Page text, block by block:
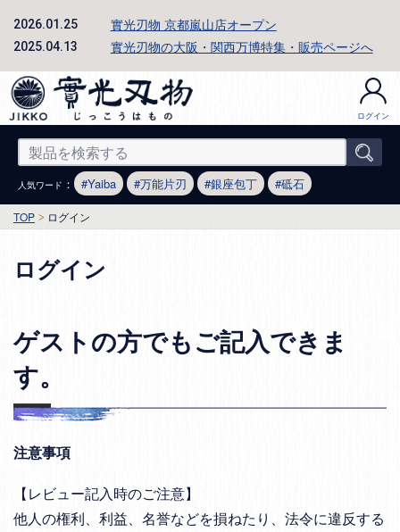
2026.01.25 實光刃物 京都嵐山店オープン
2025.04.13 實光刃物の大阪・関西万博特集・販売ページへ
ログイン
人気ワード ： Yaiba 万能片刃 銀座包丁 砥石
TOP ログイン
ログイン
ゲストの方でもご記入できま
す。
注意事項
【レビュー記入時のご注意】
他人の権利、利益、名誉などを損ねたり、法令に違反する